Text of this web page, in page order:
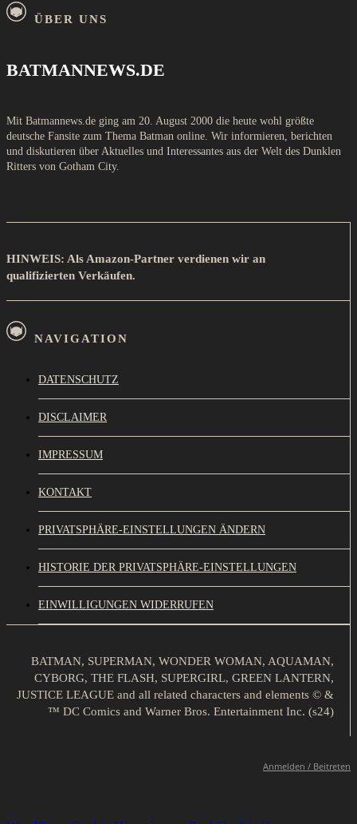
ÜBER UNS
BATMANNEWS.DE
Mit Batmannews.de ging am 20. August 2000 die heute wohl größte
deutsche Fansite zum Thema Batman online. Wir informieren, berichten
und diskutieren über Aktuelles und Interessantes aus der Welt des Dunklen
Ritters von Gotham City.
HINWEIS: Als Amazon-Partner verdienen wir an
qualifizierten Verkäufen.
NAVIGATION
DATENSCHUTZ
DISCLAIMER
IMPRESSUM
KONTAKT
PRIVATSPHÄRE-EINSTELLUNGEN ÄNDERN
HISTORIE DER PRIVATSPHÄRE-EINSTELLUNGEN
EINWILLIGUNGEN WIDERRUFEN
BATMAN, SUPERMAN, WONDER WOMAN, AQUAMAN,
CYBORG, THE FLASH, SUPERGIRL, GREEN LANTERN,
JUSTICE LEAGUE and all related characters and elements © &
™ DC Comics and Warner Bros. Entertainment Inc. (s24)
Anmelden / Beitreten